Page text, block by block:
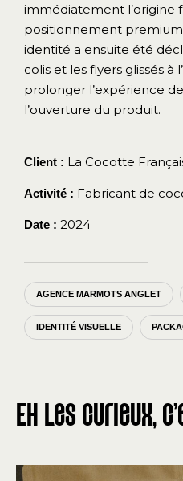
immédiatement l’origine
positionnement
identité a ensuite été
colis et les flyers glissés à
prolonger l’expérience
l’ouverture du produit.
Client : La Cocotte
Activité : Fabricant de
Date : 2024
AGENCE MARMOTS ANGLET
IDENTITÉ VISUELLE
Eh les curieux,